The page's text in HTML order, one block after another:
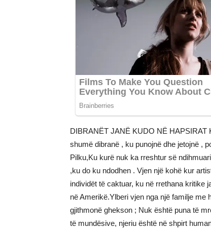
DIBRANËT JANË KUDO NË
shumë dibranë , ku punojnë dhe jetojnë ,
Pilku,Ku kurë nuk ka rreshtur së
,ku do ku ndodhen . Vjen një kohë kur
individët të caktuar, ku në rrethana kritike
në Amerikë.Ylberi vjen nga një familje
gjithmonë ghekson ; Nuk është puna të
të mundësive, njeriu është në shpirt